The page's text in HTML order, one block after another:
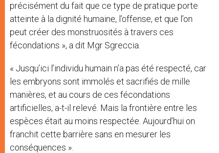
précisément du fait que ce type de pratique porte
atteinte à la dignité humaine, l’offense, et que l’on
peut créer des monstruosités à travers ces
fécondations », a dit Mgr Sgreccia.
« Jusqu’ici l’individu humain n’a pas été respecté, car
les embryons sont immolés et sacrifiés de mille
manières, et au cours de ces fécondations
artificielles, a-t-il relevé. Mais la frontière entre les
espèces était au moins respectée. Aujourd’hui on
franchit cette barrière sans en mesurer les
conséquences ».